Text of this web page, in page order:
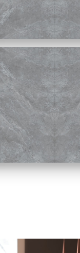
對花
對花